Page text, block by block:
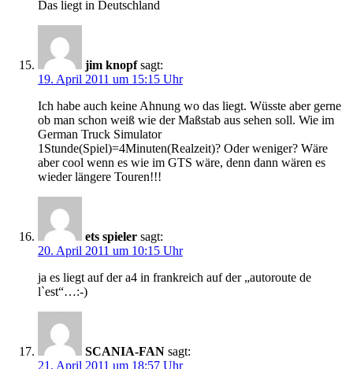
Das liegt in Deutschland
jim knopf sagt:
19. April 2011 um 15:15 Uhr
Ich habe auch keine Ahnung wo das liegt. Wüsste aber gerne
ob man schon weiß wie der Maßstab aus sehen soll. Wie im
German Truck Simulator
1Stunde(Spiel)=4Minuten(Realzeit)? Oder weniger? Wäre
aber cool wenn es wie im GTS wäre, denn dann wären es
wieder längere Touren!!!
ets spieler sagt:
20. April 2011 um 10:15 Uhr
ja es liegt auf der a4 in frankreich auf der „autoroute de
l`est“…:-)
SCANIA-FAN sagt:
21. April 2011 um 18:57 Uhr